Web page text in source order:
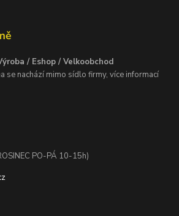
/ Eshop / Velkoobchod
se nachází mimo sídlo firmy, více informací
PO-PÁ 10-15h)